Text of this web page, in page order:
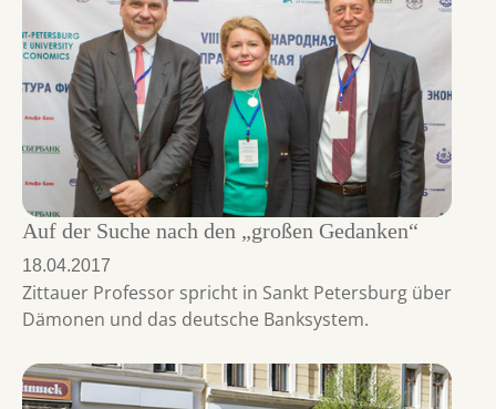
Auf der Suche nach den „großen Gedanken“
18.04.2017
Zittauer Professor spricht in Sankt Petersburg über
Dämonen und das deutsche Banksystem.